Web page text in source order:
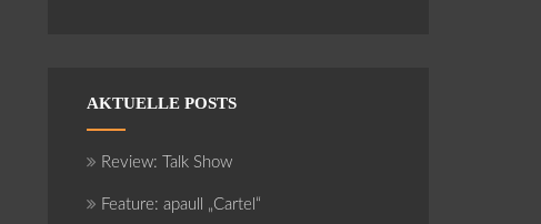
AKTUELLE POSTS
Review: Talk Show
Feature: apaull „Cartel“